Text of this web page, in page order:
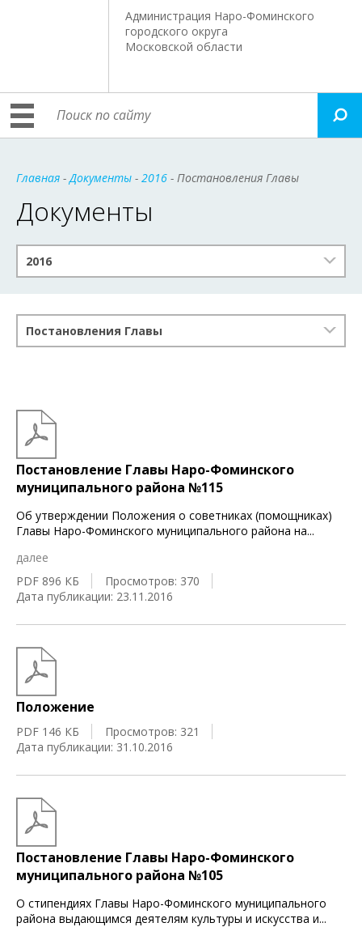
Администрация Наро-Фоминского
городского округа
Московской области
Главная -Документы - 2016 - Постановления Главы
Документы
2016
Постановления Главы
Постановление Главы Наро-Фоминского
муниципального района №115
Об утверждении Положения о советниках (помощниках)
Главы Наро-Фоминского муниципального района на...
далее
PDF 896 КБ
Просмотров: 370
Дата публикации: 23.11.2016
Положение
PDF 146 КБ
Просмотров: 321
Дата публикации: 31.10.2016
Постановление Главы Наро-Фоминского
муниципального района №105
О стипендиях Главы Наро-Фоминского муниципального
района выдающимся деятелям культуры и искусства и...